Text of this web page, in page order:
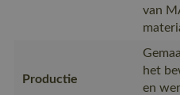
van
Productie
het
en